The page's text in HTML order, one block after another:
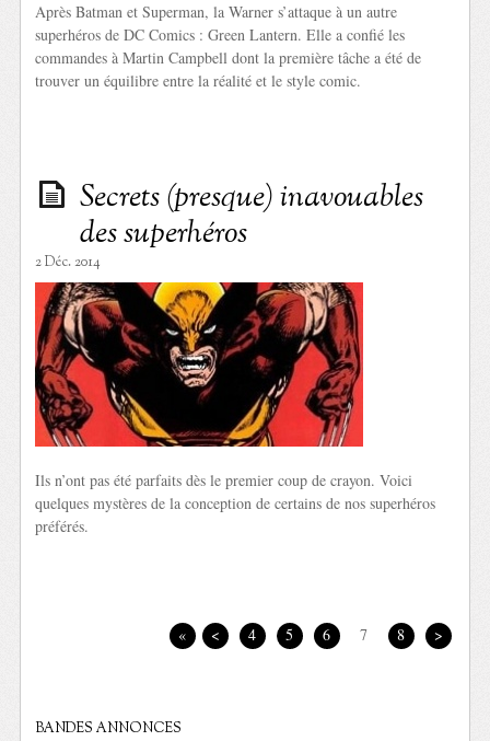
Après Batman et Superman, la Warner s’attaque à un autre
superhéros de DC Comics : Green Lantern. Elle a confié les
commandes à Martin Campbell dont la première tâche a été de
trouver un équilibre entre la réalité et le style comic.
Secrets (presque) inavouables
des superhéros
2 Déc. 2014
Ils n’ont pas été parfaits dès le premier coup de crayon. Voici
quelques mystères de la conception de certains de nos superhéros
préférés.
« < 4 5 6 7 8 >
BANDES ANNONCES